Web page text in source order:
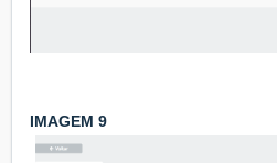
IMAGEM 9